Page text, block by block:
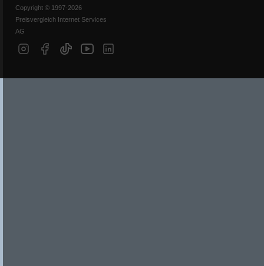
Copyright © 1997-2026
Preisvergleich Internet Services
AG